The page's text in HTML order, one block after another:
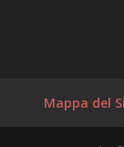
Mappa del